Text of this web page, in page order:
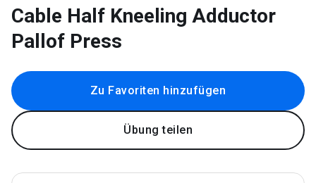
Cable Half Kneeling Adductor
Pallof Press
Zu Favoriten hinzufügen
Übung teilen